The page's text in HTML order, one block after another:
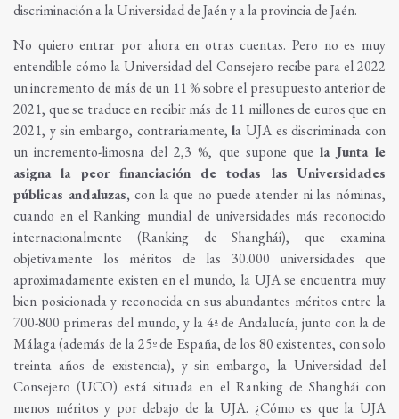
discriminación a la Universidad de Jaén y a la provincia de Jaén.
No quiero entrar por ahora en otras cuentas. Pero no es muy
entendible cómo la Universidad del Consejero recibe para el 2022
un incremento de más de un 11 % sobre el presupuesto anterior de
2021, que se traduce en recibir más de 11 millones de euros que en
2021, y sin embargo, contrariamente,la UJA es discriminada con
un incremento-limosna del 2,3 %, que supone que la Junta le
asigna la peor financiación de todas las Universidades
públicas andaluzas,con la que no puede atender ni las nóminas,
cuando en el Ranking mundial de universidades más reconocido
internacionalmente (Ranking de Shanghái), que examina
objetivamente los méritos de las 30.000 universidades que
aproximadamente existen en el mundo, la UJA se encuentra muy
bien posicionada y reconocida en sus abundantes méritos entre la
700-800 primeras del mundo, y la 4ª de Andalucía, junto con la de
Málaga (además de la 25º de España, de los 80 existentes, con solo
treinta años de existencia), y sin embargo, la Universidad del
Consejero (UCO) está situada en el Ranking de Shanghái con
menos méritos y por debajo de la UJA. ¿Cómo es que la UJA